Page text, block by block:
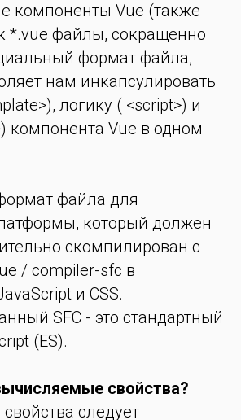
компоненты Vue (также
*.vue файлы, сокращенно
формат файла,
нам инкапсулировать
логику ( <script>) и
компонента Vue в одном
файла для
который должен
скомпилирован с
/ compiler-sfc в
и CSS.
SFC - это стандартный
(ES).
свойства?
следует